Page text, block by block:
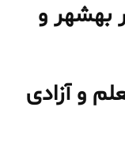
بهشهر و
و آزادی